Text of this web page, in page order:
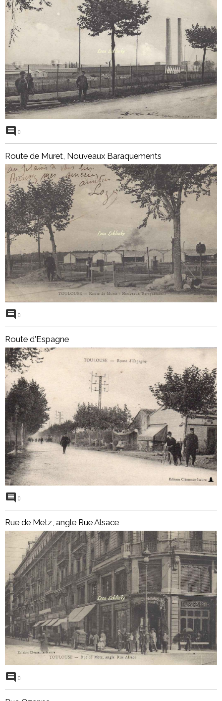
0
Route de Muret, Nouveaux Baraquements
0
Route d'Espagne
0
Rue de Metz, angle Rue Alsace
0